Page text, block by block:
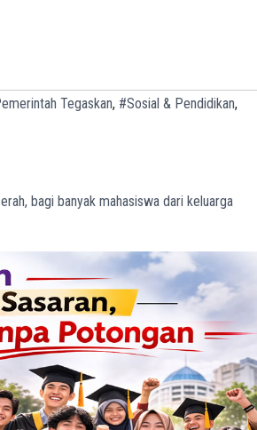
Tegaskan, #Sosial & Pendidikan,
bagi banyak mahasiswa dari keluarga